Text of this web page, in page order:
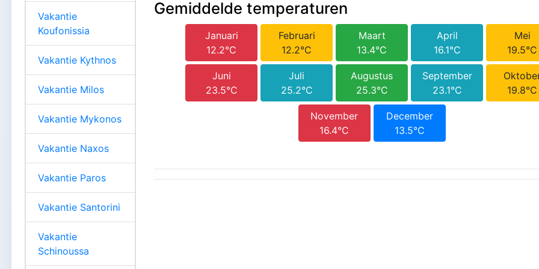
Gemiddelde temperaturen
Januari
12.2°C
Februari
12.2°C
Maart
13.4°C
April
16.1°C
Mei
19.5°C
Juni
23.5°C
Juli
25.2°C
Augustus
25.3°C
September
23.1°C
19.8°C
November
16.4°C
December
13.5°C
Vakantie
Koufonissia
Vakantie Kythnos
Vakantie Milos
Vakantie Mykonos
Vakantie Naxos
Vakantie Paros
Vakantie Santorini
Vakantie
Schinoussa